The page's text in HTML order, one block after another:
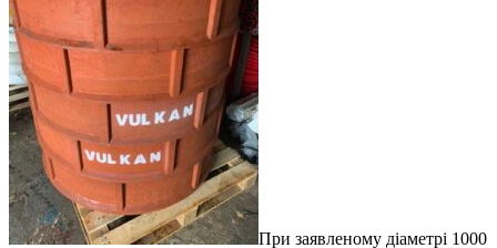
При заявленому діаметрі 1000